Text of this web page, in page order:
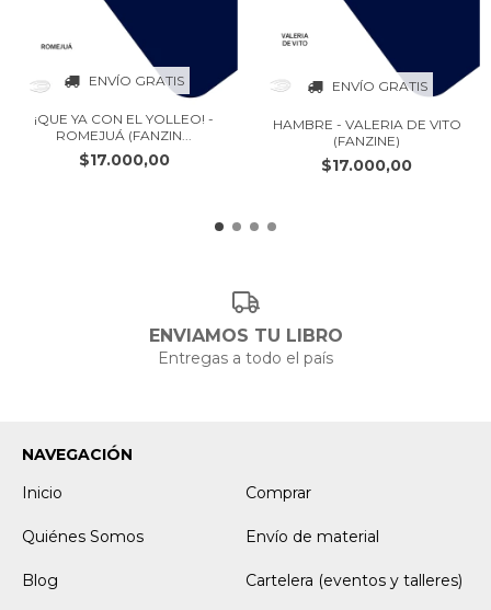
ENVÍO GRATIS
¡QUE YA CON EL YOLLEO! -
ROMEJUÁ (FANZIN...
$17.000,00
ENVÍO GRATIS
HAMBRE - VALERIA DE VITO
(FANZINE)
$17.000,00
ENVIAMOS TU LIBRO
Entregas a todo el país
NAVEGACIÓN
Inicio
Comprar
Quiénes Somos Envío de material
Blog Cartelera (eventos y talleres)